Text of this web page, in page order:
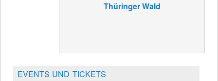
Thüringer Wald
EVENTS UND TICKETS